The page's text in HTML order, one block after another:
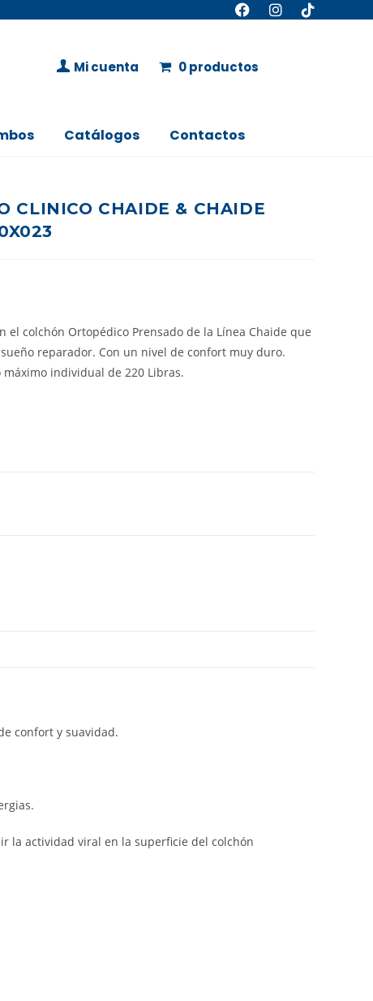
Mi cuenta 0 productos
Catálogos Contactos
CLINICO CHAIDE & CHAIDE
el colchón Ortopédico Prensado de la Línea Chaide que
reparador. Con un nivel de confort muy duro.
individual de 220 Libras.
confort y suavidad.
la actividad viral en la superficie del colchón